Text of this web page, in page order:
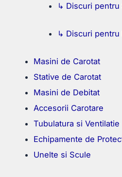
↳ Discuri pentru
↳ Discuri pentru
Masini de Carotat
Stative de Carotat
Masini de Debitat
Accesorii Carotare
Tubulatura si Ventilatie
Echipamente de
Unelte si Scule